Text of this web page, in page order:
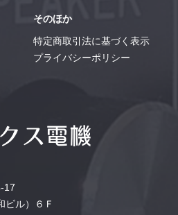
そのほか
特定商取引法に基づく表示
プライバシーポリシー
17
ビル）６Ｆ